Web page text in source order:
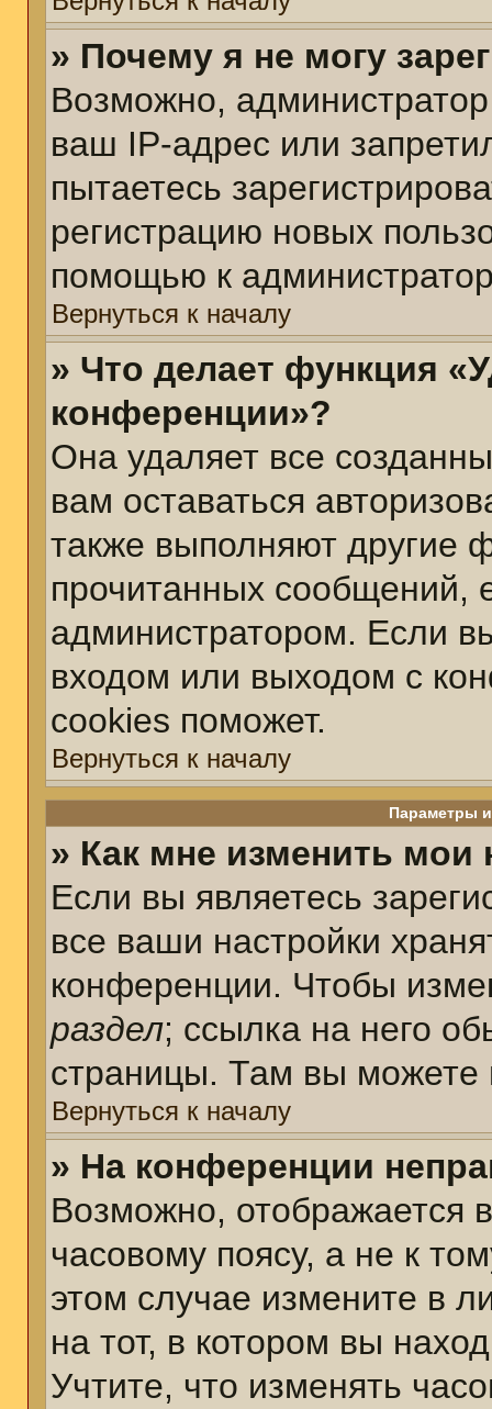
» Почему я не могу
Возможно,
ваш IP-адрес или
пытаетесь
регистрацию новых
помощью к
Вернуться к началу
» Что делает функция
конференции»?
Она удаляет все
вам оставаться
также выполняют другие
прочитанных сообщений,
администратором. Если
входом или выходом с
cookies поможет.
Вернуться к началу
Параметры
» Как мне изменить мои
Если вы являетесь
все ваши настройки
конференции. Чтобы
раздел; ссылка на него
страницы. Там вы можете
Вернуться к началу
» На конференции
Возможно, отображается
часовому поясу, а не к
этом случае измените в
на тот, в котором вы
Учтите, что изменять